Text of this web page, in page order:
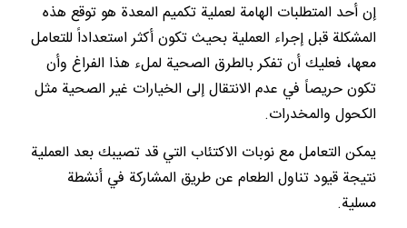
إن أحد المتطلبات الهامة لعملية تكميم المعدة هو توقع هذه
المشكلة قبل إجراء العملية بحيث تكون أكثر استعداداً للتعامل
معها، فعليك أن تفكر بالطرق الصحية لملء هذا الفراغ وأن
تكون حريصاً في عدم الانتقال إلى الخيارات غير الصحية مثل
الكحول والمخدرات.
يمكن التعامل مع نوبات الاكتئاب التي قد تصيبك بعد العملية
نتيجة قيود تناول الطعام عن طريق المشاركة في أنشطة
مسلية.